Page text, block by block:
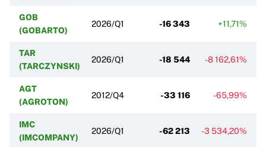
GOB
(GOBARTO)
2026/Q1 -16 343 +11,71%
TAR
(TARCZYNSKI)
2026/Q1 -18 544 -8 162,61%
AGT
(AGROTON)
2012/Q4 -33 116 -65,99%
IMC
(IMCOMPANY)
2026/Q1 -62 213 -3 534,20%